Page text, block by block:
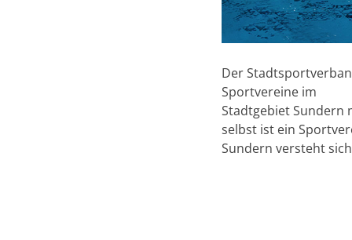
Der
Sportvereine im
Stadtgebiet Sundern
selbst ist ein
Sundern versteht